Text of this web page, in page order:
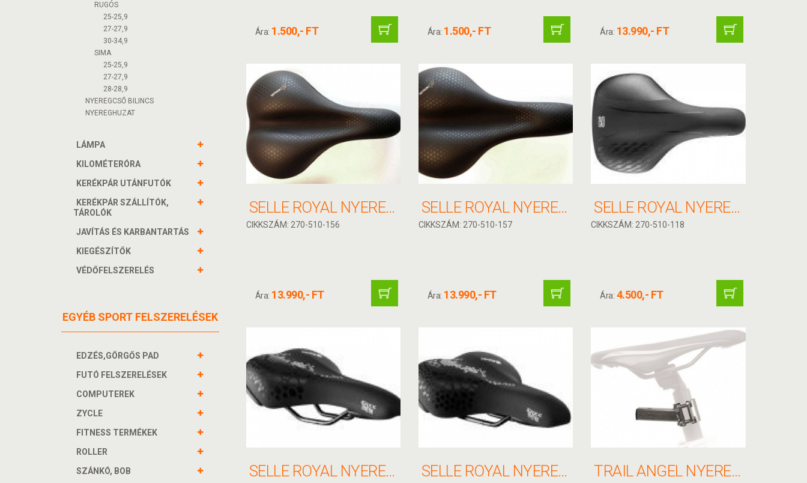
Ára: 1.500,- FT Ára: 1.500,- FT Ára: 13.990,- FT
SELLE ROYAL NYEREG AVENUE 022 MOD FFI
CIKKSZÁM: 270-510-156
Ára: 13.990,- FT
SELLE ROYAL NYEREG AVENUE 022 MOD NÕI
CIKKSZÁM: 270-510-157
Ára: 13.990,- FT
SELLE ROYAL NYEREG BEN KID BLACK
CIKKSZÁM: 270-510-118
Ára: 4.500,- FT
SELLE ROYAL NYEREG FREEWAY FIT FFI SELLE ROYAL NYEREG FREEWAY FIT NÕI TRAIL ANGEL NYEREGCSŐ ADAPTER 48906
RUGÓS
25-25,9
27-27,9
30-34,9
SIMA
25-25,9
27-27,9
28-28,9
NYEREGCSŐ BILINCS
NYEREGHUZAT
LÁMPA
KILOMÉTERÓRA
KERÉKPÁR UTÁNFUTÓK
KERÉKPÁR SZÁLLÍTÓK,
TÁROLÓK
JAVÍTÁS ÉS KARBANTARTÁS
KIEGÉSZÍTŐK
VÉDŐFELSZERELÉS
EGYÉB SPORT FELSZERELÉSEK
EDZÉS,GÖRGŐS PAD
FUTÓ FELSZERELÉSEK
COMPUTEREK
ZYCLE
FITNESS TERMÉKEK
ROLLER
SZÁNKÓ, BOB